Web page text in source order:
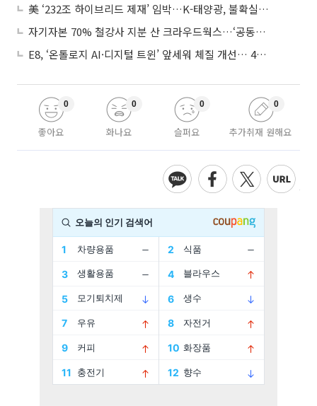
美 ‘232조 하이브리드 제재’ 임박…K-태양광, 불확실성 털고 날개 다나
자기자본 70% 철강사 지분 산 크라우드웍스…‘공동경영’으로 AI 시너지 낼까
E8, ‘온톨로지 AI·디지털 트윈’ 앞세워 체질 개선… 4분기 흑자전환 총력
좋아요
0
화나요
0
슬퍼요
0
추가취재 원해요
0